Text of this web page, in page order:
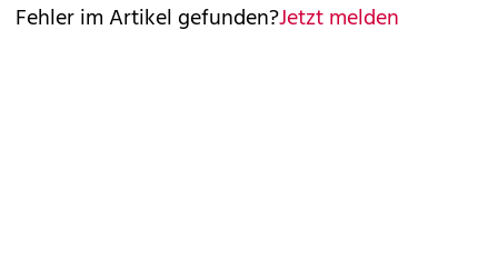
Fehler im Artikel gefunden?Jetzt melden